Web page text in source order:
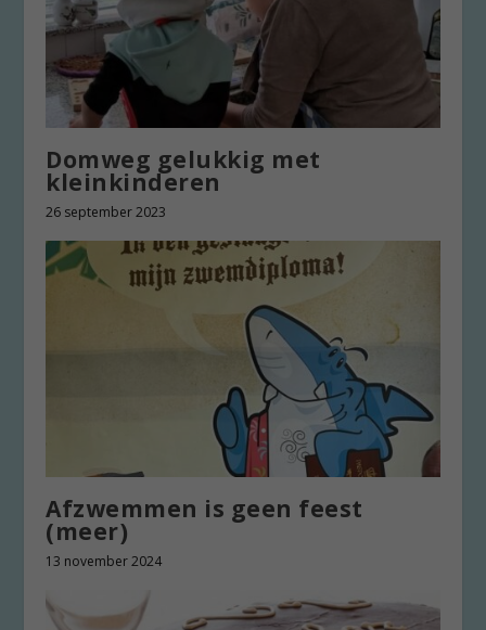
Domweg gelukkig met
kleinkinderen
26 september 2023
Afzwemmen is geen feest
(meer)
13 november 2024